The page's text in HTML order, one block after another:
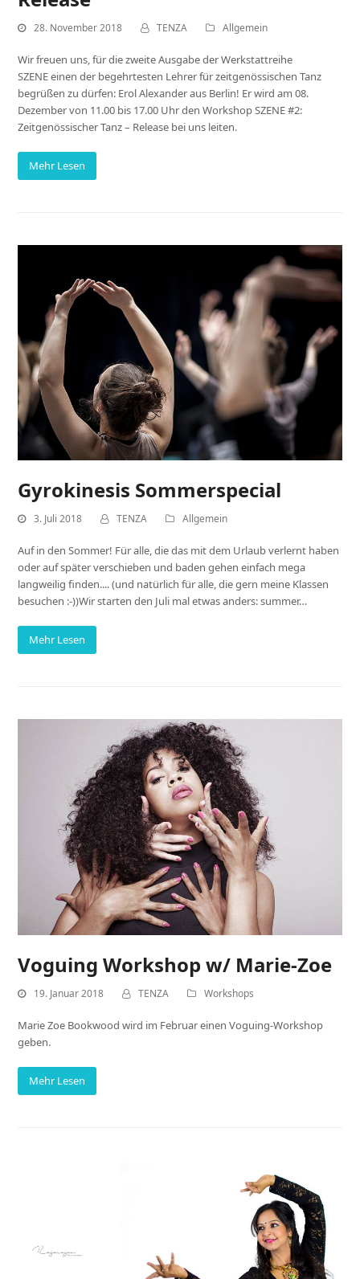
28. November 2018 TENZA Allgemein
Wir freuen uns, für die zweite Ausgabe der Werkstattreihe
SZENE einen der begehrtesten Lehrer für zeitgenössischen Tanz
begrüßen zu dürfen: Erol Alexander aus Berlin! Er wird am 08.
Dezember von 11.00 bis 17.00 Uhr den Workshop SZENE #2:
Zeitgenössischer Tanz – Release bei uns leiten.
Mehr Lesen
Gyrokinesis Sommerspecial
3. Juli 2018 TENZA Allgemein
Auf in den Sommer! Für alle, die das mit dem Urlaub verlernt haben
oder auf später verschieben und baden gehen einfach mega
langweilig finden.... (und natürlich für alle, die gern meine Klassen
besuchen :-))Wir starten den Juli mal etwas anders: summer…
Mehr Lesen
Voguing Workshop w/ Marie-Zoe
19. Januar 2018 TENZA Workshops
Marie Zoe Bookwood wird im Februar einen Voguing-Workshop
geben.
Mehr Lesen